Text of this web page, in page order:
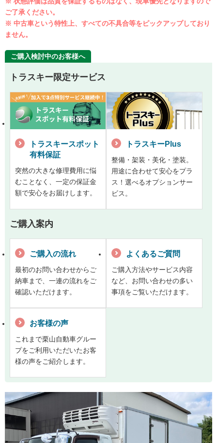
ご了承ください。
※ 中古車という特性上、すべての不具合等をピックアップしており
ません。
ご購入検討中のお客様へ
トラスキー限定サービス
トラスキースポット
有料保証
突然の大きな修理費用に悩
むことなく、一定の保証金
額で安心をお届けします。
トラスキーPlus
整備・架装・美化・塗装。
用途に合わせて安心をプラ
ス！選べるオプションサー
ビス。
ご購入案内
ご購入の流れ
最初のお問い合わせからご
納車まで、一連の流れをご
確認いただけます。
よくあるご質問
ご購入方法やサービス内容
など、お問い合わせの多い
事項をご覧いただけます。
お客様の声
これまで栗山自動車グルー
プをご利用いただいたお客
様の声をご紹介します。